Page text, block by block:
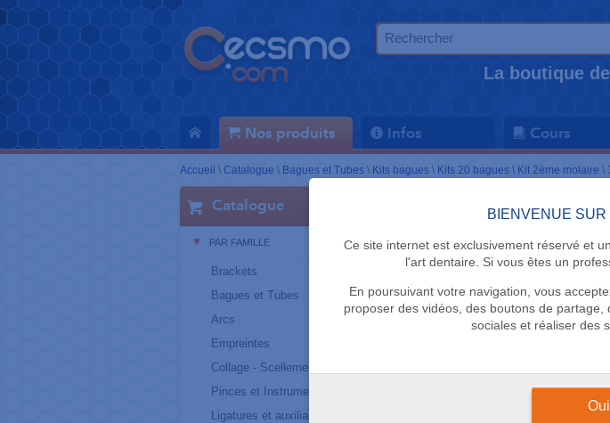
La boutique
Nos produits Infos Cours
BIENVENUE SUR
Ce site internet est exclusivement réservé et
l'art dentaire. Si vous êtes un
En poursuivant votre navigation, vous
proposer des vidéos, des boutons de
sociales et réaliser des
Oui
Accueil \ Catalogue \ Bagues et Tubes \ Kits bagues \ Kits 20 bagues \ Kit 2ème molaire \
Catalogue
PAR FAMILLE
Brackets
Bagues et Tubes
Arcs
Empreintes
Collage - Scellement
Pinces et Instruments
Ligatures et auxiliaires